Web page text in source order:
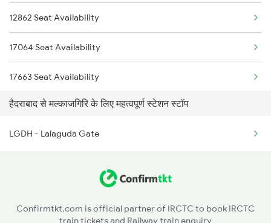
2278 Tpty Festvl Spl
7612 Csmt Ned Spl
7296 Sc-med
7653 Hyb Pau Spl
7654 Pau Hyb Spl
8585 Vskp Mbnr Spl
12862 Seat Availability
17064 Seat Availability
17663 Seat Availability
हैदराबाद से मल्काजगिरि के लिए महत्वपूर्ण स्टेशन स्टॉप
LGDH - Lalaguda Gate
Confirmtkt.com is official partner of IRCTC to book IRCTC
train tickets and Railway train enquiry